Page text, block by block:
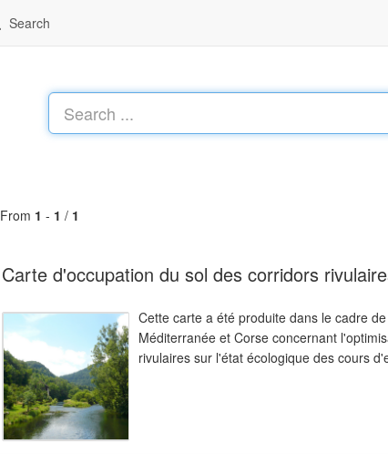
Search
From 1 - 1 / 1
Carte d'occupation du sol des corridors
Cette carte a été produite dans le cadre
Méditerranée et Corse concernant
rivulaires sur l'état écologique des cours